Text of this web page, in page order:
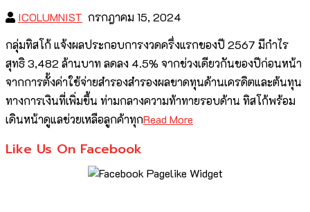
ICOLUMNIST กรกฎาคม 15, 2024
กลุ่มทิสโก้ แจ้งผลประกอบการงวดครึ่งแรกของปี 2567 มีกำไร
สุทธิ 3,482 ล้านบาท ลดลง 4.5% จากช่วงเดียวกันของปีก่อนหน้า
จากการตั้งค่าใช้จ่ายสำรองสำรองผลขาดทุนด้านเครดิตและต้นทุน
ทางการเงินที่เพิ่มขึ้น ท่ามกลางความท้าทายรอบด้าน ทิสโก้พร้อม
เดินหน้าดูแลช่วยเหลือลูกค้าทุกRead More
Like Us On Facebook